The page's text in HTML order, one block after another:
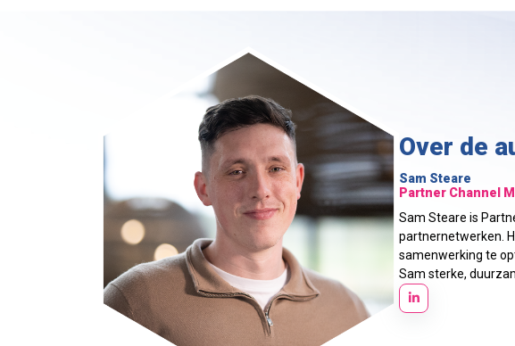
Over de
Sam Steare
Partner Channel
Sam Steare is
partnernetwerken.
samenwerking te
Sam sterke,